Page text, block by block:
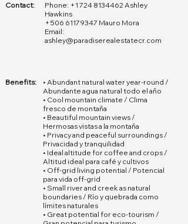
Contact: Phone: +1 724 8134462 Ashley
Hawkins
+506 61179347 Mauro Mora
Email:
ashley@paradiserealestatecr.com
Benefits:
• Abundant natural water year-round /
Abundante agua natural todo el año
• Cool mountain climate / Clima
fresco de montaña
• Beautiful mountain views /
Hermosas vistas a la montaña
• Privacy and peaceful surroundings /
Privacidad y tranquilidad
• Ideal altitude for coffee and crops /
Altitud ideal para café y cultivos
• Off-grid living potential / Potencial
para vida off-grid
• Small river and creek as natural
boundaries / Río y quebrada como
límites naturales
• Great potential for eco-tourism /